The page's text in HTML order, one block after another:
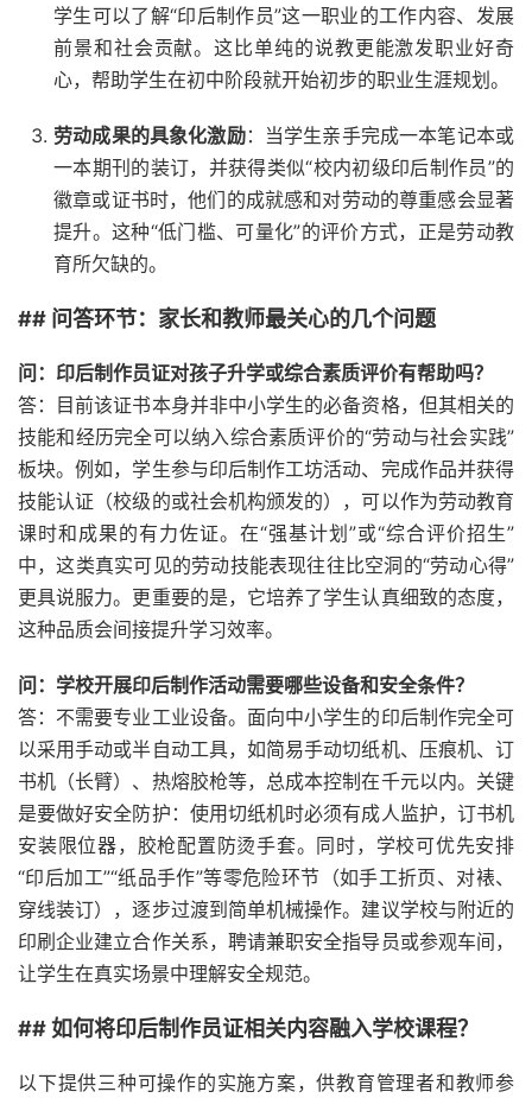
学生可以了解“印后制作员”这一职业的工作内容、发展
前景和社会贡献。这比单纯的说教更能激发职业好奇
心，帮助学生在初中阶段就开始初步的职业生涯规划。
劳动成果的具象化激励：当学生亲手完成一本笔记本或
一本期刊的装订，并获得类似“校内初级印后制作员”的
徽章或证书时，他们的成就感和对劳动的尊重感会显著
提升。这种“低门槛、可量化”的评价方式，正是劳动教
育所欠缺的。
## 问答环节：家长和教师最关心的几个问题
问：印后制作员证对孩子升学或综合素质评价有帮助吗？
答：目前该证书本身并非中小学生的必备资格，但其相关的
技能和经历完全可以纳入综合素质评价的“劳动与社会实践”
板块。例如，学生参与印后制作工坊活动、完成作品并获得
技能认证（校级的或社会机构颁发的），可以作为劳动教育
课时和成果的有力佐证。在“强基计划”或“综合评价招生”
中，这类真实可见的劳动技能表现往往比空洞的“劳动心得”
更具说服力。更重要的是，它培养了学生认真细致的态度，
这种品质会间接提升学习效率。
问：学校开展印后制作活动需要哪些设备和安全条件？
答：不需要专业工业设备。面向中小学生的印后制作完全可
以采用手动或半自动工具，如简易手动切纸机、压痕机、订
书机（长臂）、热熔胶枪等，总成本控制在千元以内。关键
是要做好安全防护：使用切纸机时必须有成人监护，订书机
安装限位器，胶枪配置防烫手套。同时，学校可优先安排
“印后加工”“纸品手作”等零危险环节（如手工折页、对裱、
穿线装订），逐步过渡到简单机械操作。建议学校与附近的
印刷企业建立合作关系，聘请兼职安全指导员或参观车间，
让学生在真实场景中理解安全规范。
## 如何将印后制作员证相关内容融入学校课程？
以下提供三种可操作的实施方案，供教育管理者和教师参